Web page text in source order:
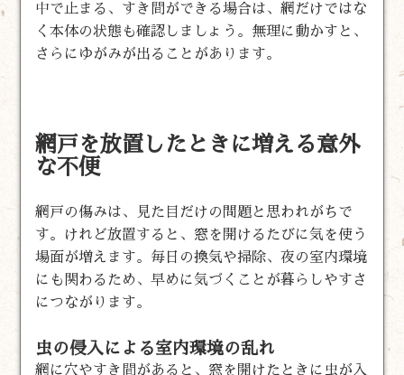
中で止まる、すき間ができる場合は、網だけではな
く本体の状態も確認しましょう。無理に動かすと、
さらにゆがみが出ることがあります。
網戸を放置したときに増える意外
な不便
網戸の傷みは、見た目だけの問題と思われがちで
す。けれど放置すると、窓を開けるたびに気を使う
場面が増えます。毎日の換気や掃除、夜の室内環境
にも関わるため、早めに気づくことが暮らしやすさ
につながります。
虫の侵入による室内環境の乱れ
網に穴やすき間があると、窓を開けたときに虫が入